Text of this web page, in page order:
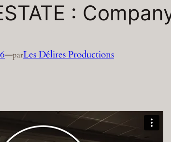
:
—parLes Délires Productions